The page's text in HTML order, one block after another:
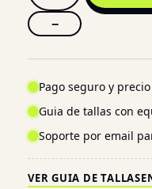
−
Pago seguro y
Guia de tallas con
Soporte por email
VER GUIA DE TALLAS